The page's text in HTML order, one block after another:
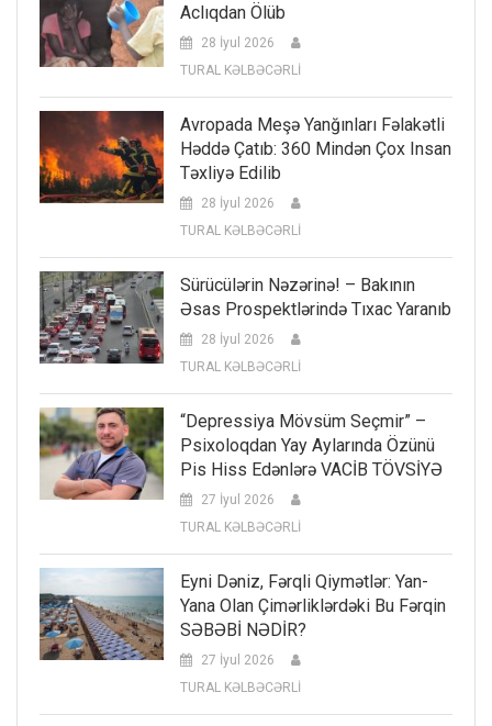
Aclıqdan Ölüb
28 İyul 2026
TURAL KƏLBƏCƏRLİ
Avropada Meşə Yanğınları Fəlakətli
Həddə Çatıb: 360 Mindən Çox Insan
Təxliyə Edilib
28 İyul 2026
TURAL KƏLBƏCƏRLİ
Sürücülərin Nəzərinə! – Bakının
Əsas Prospektlərində Tıxac Yaranıb
28 İyul 2026
TURAL KƏLBƏCƏRLİ
“Depressiya Mövsüm Seçmir” –
Psixoloqdan Yay Aylarında Özünü
Pis Hiss Edənlərə VACİB TÖVSİYƏ
27 İyul 2026
TURAL KƏLBƏCƏRLİ
Eyni Dəniz, Fərqli Qiymətlər: Yan-
Yana Olan Çimərliklərdəki Bu Fərqin
SƏBƏBİ NƏDİR?
27 İyul 2026
TURAL KƏLBƏCƏRLİ